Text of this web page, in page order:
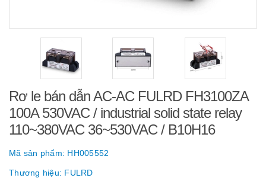
Rơ le bán dẫn AC-AC FULRD FH3100ZA
100A 530VAC / industrial solid state relay
110~380VAC 36~530VAC / B10H16
Mã sản phẩm: HH005552
Thương hiệu: FULRD